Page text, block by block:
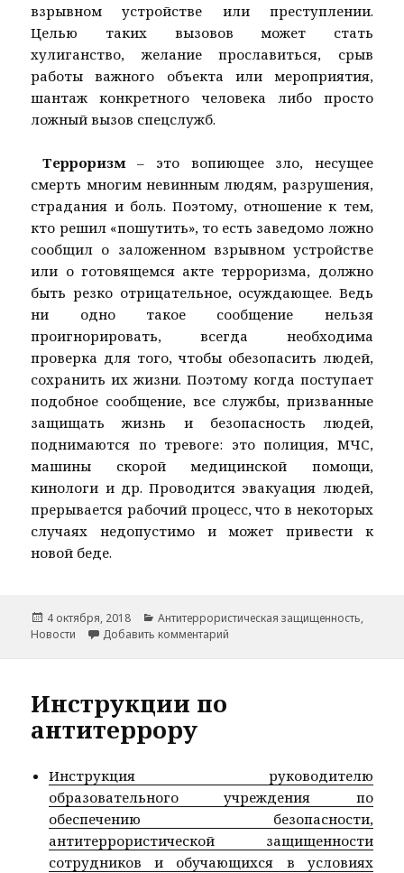
взрывном устройстве или преступлении.
Целью таких вызовов может стать
хулиганство, желание прославиться, срыв
работы важного объекта или мероприятия,
шантаж конкретного человека либо просто
ложный вызов спецслужб.
Терроризм– это вопиющее зло, несущее
смерть многим невинным людям, разрушения,
страдания и боль. Поэтому, отношение к тем,
кто решил «пошутить», то есть заведомо ложно
сообщил о заложенном взрывном устройстве
или о готовящемся акте терроризма, должно
быть резко отрицательное, осуждающее. Ведь
ни одно такое сообщение нельзя
проигнорировать, всегда необходима
проверка для того, чтобы обезопасить людей,
сохранить их жизни. Поэтому когда поступает
подобное сообщение, все службы, призванные
защищать жизнь и безопасность людей,
поднимаются по тревоге: это полиция, МЧС,
машины скорой медицинской помощи,
кинологи и др. Проводится эвакуация людей,
прерывается рабочий процесс, что в некоторых
случаях недопустимо и может привести к
новой беде.
Опубликовано
4 октября, 2018 Рубрики
Антитеррористическая защищенность,
Новости
Добавить комментарий
Инструкции по
антитеррору
Инструкция руководителю
образовательного учреждения по
обеспечению безопасности,
антитеррористической защищенности
сотрудников и обучающихся в условиях